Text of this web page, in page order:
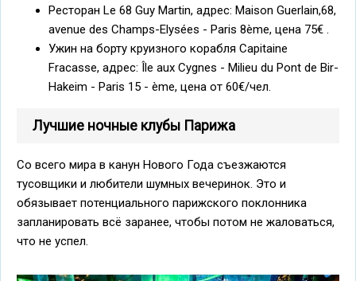
Ресторан Le 68 Guy Martin, адрес: Maison Guerlain,68,
avenue des Champs-Elysées - Paris 8ème, цена 75€ .
Ужин на борту круизного корабля Capitaine
Fracasse, адрес: Île aux Cygnes - Milieu du Pont de Bir-
Hakeim - Paris 15 - ème, цена от 60€/чел.
Лучшие ночные клубы Парижа
Со всего мира в канун Нового Года съезжаются
тусовщики и любители шумных вечеринок. Это и
обязывает потенциального парижского поклонника
запланировать всё заранее, чтобы потом не жаловаться,
что не успел.